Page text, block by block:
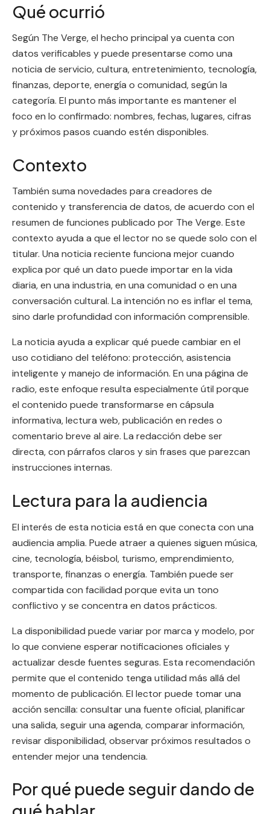
Qué ocurrió
Según The Verge, el hecho principal ya cuenta con
datos verificables y puede presentarse como una
noticia de servicio, cultura, entretenimiento, tecnología,
finanzas, deporte, energía o comunidad, según la
categoría. El punto más importante es mantener el
foco en lo confirmado: nombres, fechas, lugares, cifras
y próximos pasos cuando estén disponibles.
Contexto
También suma novedades para creadores de
contenido y transferencia de datos, de acuerdo con el
resumen de funciones publicado por The Verge. Este
contexto ayuda a que el lector no se quede solo con el
titular. Una noticia reciente funciona mejor cuando
explica por qué un dato puede importar en la vida
diaria, en una industria, en una comunidad o en una
conversación cultural. La intención no es inflar el tema,
sino darle profundidad con información comprensible.
La noticia ayuda a explicar qué puede cambiar en el
uso cotidiano del teléfono: protección, asistencia
inteligente y manejo de información. En una página de
radio, este enfoque resulta especialmente útil porque
el contenido puede transformarse en cápsula
informativa, lectura web, publicación en redes o
comentario breve al aire. La redacción debe ser
directa, con párrafos claros y sin frases que parezcan
instrucciones internas.
Lectura para la audiencia
El interés de esta noticia está en que conecta con una
audiencia amplia. Puede atraer a quienes siguen música,
cine, tecnología, béisbol, turismo, emprendimiento,
transporte, finanzas o energía. También puede ser
compartida con facilidad porque evita un tono
conflictivo y se concentra en datos prácticos.
La disponibilidad puede variar por marca y modelo, por
lo que conviene esperar notificaciones oficiales y
actualizar desde fuentes seguras. Esta recomendación
permite que el contenido tenga utilidad más allá del
momento de publicación. El lector puede tomar una
acción sencilla: consultar una fuente oficial, planificar
una salida, seguir una agenda, comparar información,
revisar disponibilidad, observar próximos resultados o
entender mejor una tendencia.
Por qué puede seguir dando de